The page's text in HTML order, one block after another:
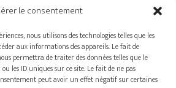
le consentement
nous utilisons des technologies telles que les
aux informations des appareils. Le fait de
permettra de traiter des données telles que le
les ID uniques sur ce site. Le fait de ne pas
peut avoir un effet négatif sur certaines